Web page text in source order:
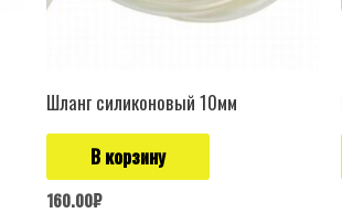
Шланг силиконовый 10мм
В корзину
160.00₽